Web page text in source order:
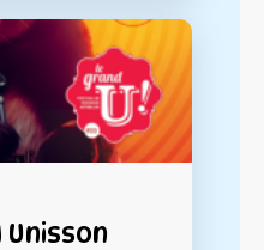
Unisson